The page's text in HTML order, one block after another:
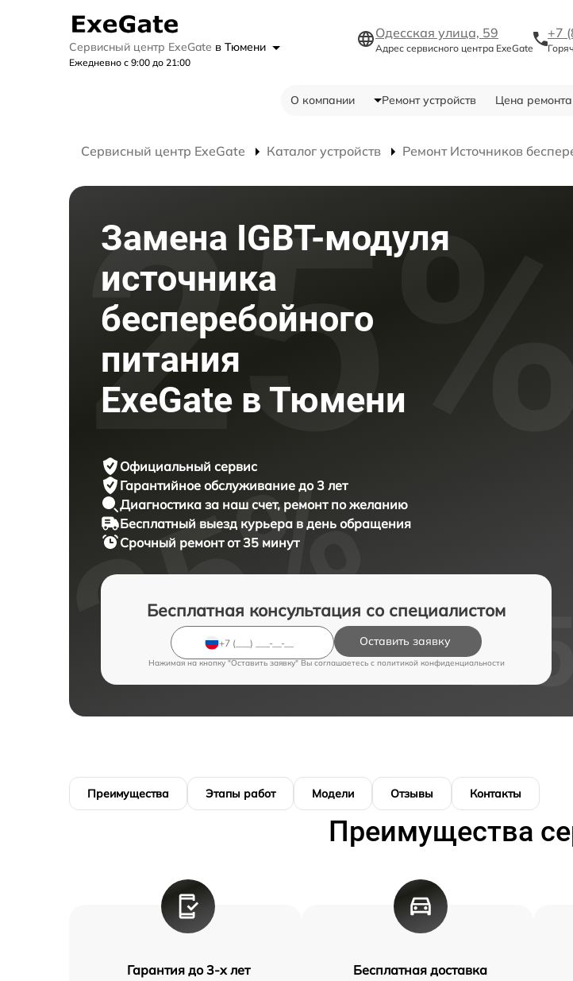
Сервисный центр ExeGate в Тюмени
Ежедневно с 9:00 до 21:00
Одесская улица, 59
Адрес сервисного центра ExeGate
+7
О компании Ремонт устройств Цена ремонта
Сервисный центр ExeGate Каталог устройств Ремонт Источников
Замена IGBT-модуля
источника
бесперебойного
питания
ExeGate в Тюмени
Официальный сервис
Гарантийное обслуживание до 3 лет
Диагностика за наш счет, ремонт по желанию
Бесплатный выезд курьера в день обращения
Срочный ремонтот 35 минут
Бесплатная консультация со специалистом
Оставить заявку
Нажимая на кнопку "Оставить заявку" Вы соглашаетесь c политикой конфиденциальности
Преимущества Этапы работ Модели Отзывы Контакты
Преимущества
Гарантия до 3-х лет Бесплатная доставка